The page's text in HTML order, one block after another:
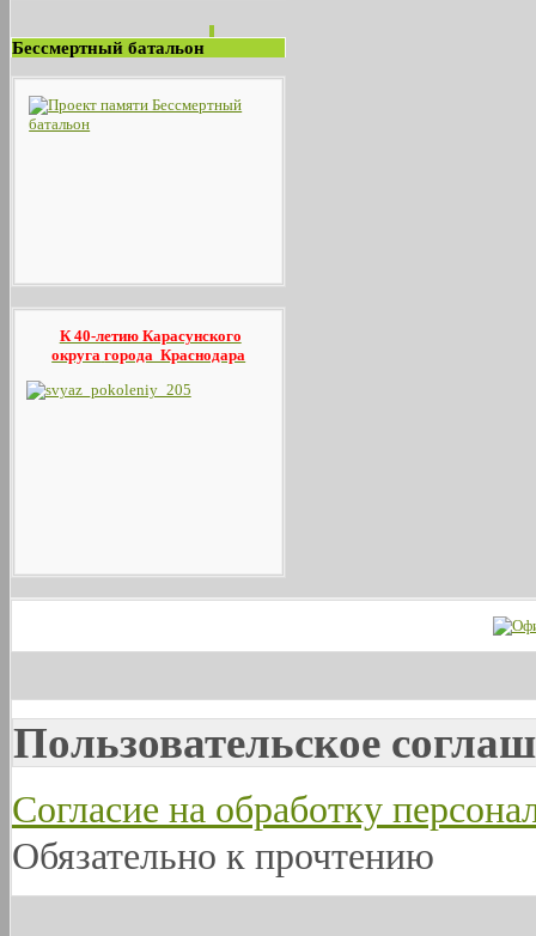
Бессмертный батальон
К 40-летию Карасунского
округа города Краснодара
Пользовательское
Согласие на обработку
Обязательно к прочтению